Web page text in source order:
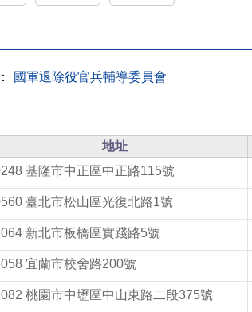
國軍退除役官兵輔導委員會
地址
基隆市中正區中正路115號
臺北市松山區光復北路1號
新北市板橋區實踐路5號
宜蘭市校舍路200號
桃園市中壢區中山東路二段375號